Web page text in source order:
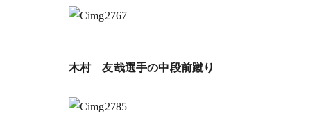
木村 友哉選手の中段前蹴り